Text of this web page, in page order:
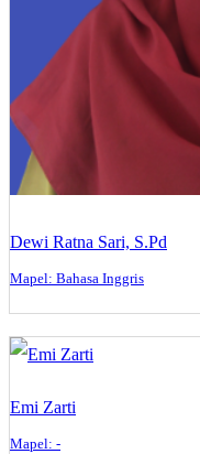
Dewi Ratna Sari, S.Pd
Mapel: Bahasa Inggris
Emi Zarti
Mapel: -